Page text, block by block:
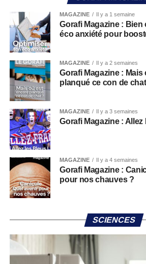
MAGAZINE Il y a 1 semaine
Gorafi Magazine :
éco anxiété pour
MAGAZINE Il y a 2 semaines
Gorafi Magazine : Mais
planqué ce con de
MAGAZINE Il y a 3 semaines
Gorafi Magazine : Allez
MAGAZINE Il y a 4 semaines
Gorafi Magazine :
pour nos chauves ?
SCIENCES